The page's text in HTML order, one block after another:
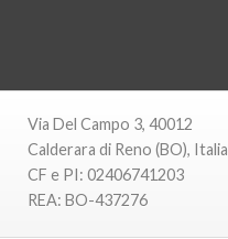
Via Del Campo 3, 40012
Calderara di Reno (BO), Italia
CF e PI: 02406741203
REA: BO-437276